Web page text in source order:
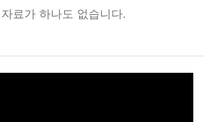
료가 하나도 없습니다.